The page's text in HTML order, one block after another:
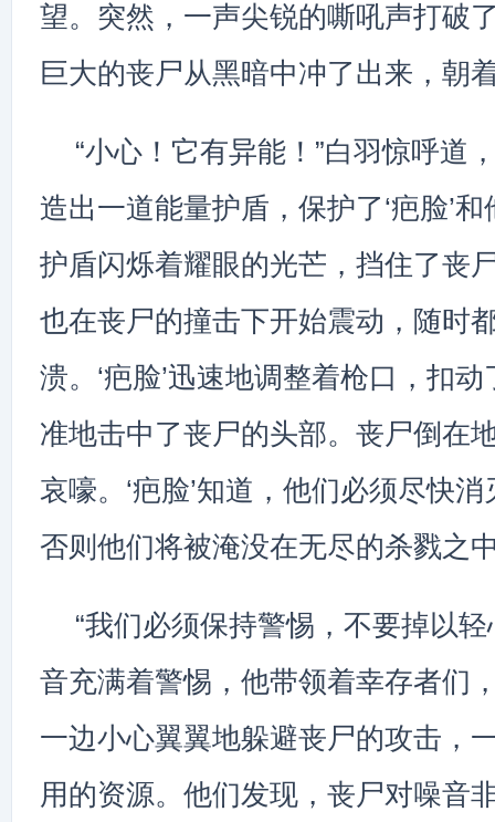
望。突然，一声尖锐的嘶吼声打破
巨大的丧尸从黑暗中冲了出来，朝
“小心！它有异能！”白羽惊呼道
造出一道能量护盾，保护了‘疤脸’
护盾闪烁着耀眼的光芒，挡住了丧
也在丧尸的撞击下开始震动，随时
溃。‘疤脸’迅速地调整着枪口，扣
准地击中了丧尸的头部。丧尸倒在
哀嚎。‘疤脸’知道，他们必须尽快
否则他们将被淹没在无尽的杀戮之
“我们必须保持警惕，不要掉以轻
音充满着警惕，他带领着幸存者们
一边小心翼翼地躲避丧尸的攻击，
用的资源。他们发现，丧尸对噪音